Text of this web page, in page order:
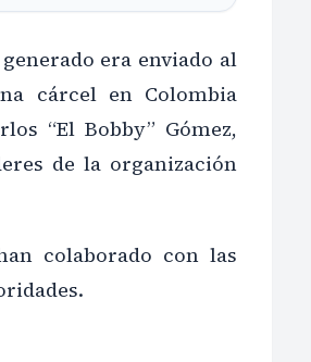
era enviado al
cárcel en Colombia
“El Bobby” Gómez,
de la organización
colaborado con las